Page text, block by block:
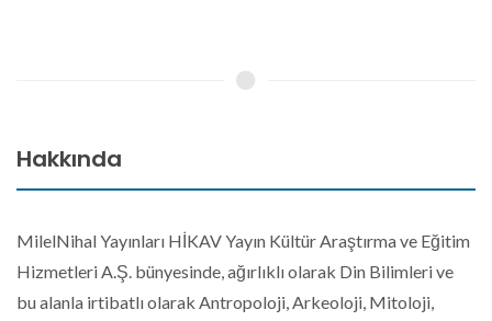
Hakkında
MilelNihal Yayınları HİKAV Yayın Kültür Araştırma ve Eğitim
Hizmetleri A.Ş. bünyesinde, ağırlıklı olarak Din Bilimleri ve
bu alanla irtibatlı olarak Antropoloji, Arkeoloji, Mitoloji,